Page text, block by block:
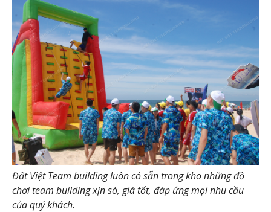
Đất Việt Team building luôn có sẵn trong kho những đồ
chơi team building xịn sò, giá tốt, đáp ứng mọi nhu cầu
của quý khách.